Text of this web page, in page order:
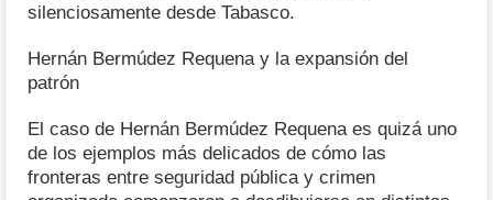
silenciosamente desde Tabasco.
Hernán Bermúdez Requena y la expansión del
patrón
El caso de Hernán Bermúdez Requena es quizá uno
de los ejemplos más delicados de cómo las
fronteras entre seguridad pública y crimen